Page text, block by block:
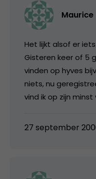
Maurice
Het lijkt alsof er
Gisteren keer of 5
vinden op hyves
niets, nu
vind ik op zijn minst
27 september